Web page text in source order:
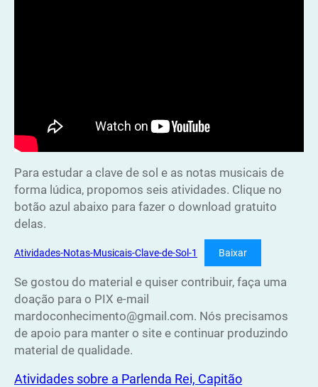
Para estudar a clave de sol e as notas musicais de
forma lúdica, propomos seis atividades. Clique no
botão azul abaixo para fazer o download gratuito
delas.
Atividades-Notas-Musicais-Clave-de-Sol-1 Baixar
Se gostou do material e quiser contribuir, faça uma
doação para o PIX e-mail
mardoconhecimento@gmail.com. Nós precisamos
de apoio para manter o site e continuar produzindo
material de qualidade.
Atividades sobre a Parlenda Rei, Capitão